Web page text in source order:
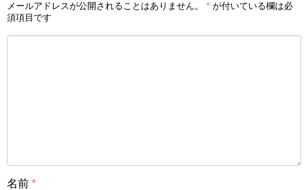
メールアドレスが公開されることはありません。 * が付いている欄は必
須項目です
名前 *